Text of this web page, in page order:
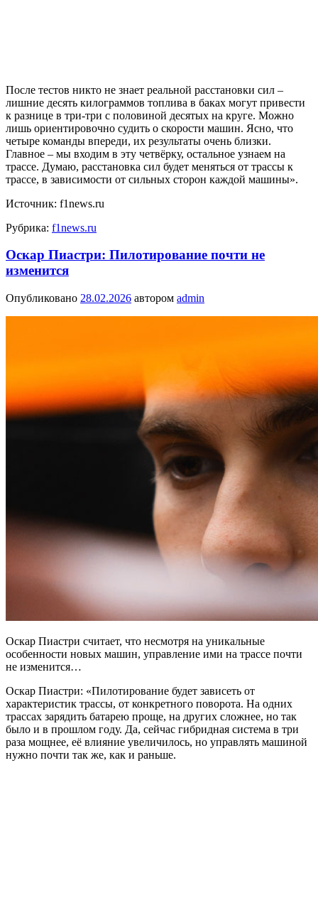
После тестов никто не знает реальной расстановки сил –
лишние десять килограммов топлива в баках могут привести
к разнице в три-три с половиной десятых на круге. Можно
лишь ориентировочно судить о скорости машин. Ясно, что
четыре команды впереди, их результаты очень близки.
Главное – мы входим в эту четвёрку, остальное узнаем на
трассе. Думаю, расстановка сил будет меняться от трассы к
трассе, в зависимости от сильных сторон каждой машины».
Источник: f1news.ru
Рубрика: f1news.ru
Оскар Пиастри: Пилотирование почти не
изменится
Опубликовано 28.02.2026 автором admin
Оскар Пиастри считает, что несмотря на уникальные
особенности новых машин, управление ими на трассе почти
не изменится…
Оскар Пиастри: «Пилотирование будет зависеть от
характеристик трассы, от конкретного поворота. На одних
трассах зарядить батарею проще, на других сложнее, но так
было и в прошлом году. Да, сейчас гибридная система в три
раза мощнее, её влияние увеличилось, но управлять машиной
нужно почти так же, как и раньше.